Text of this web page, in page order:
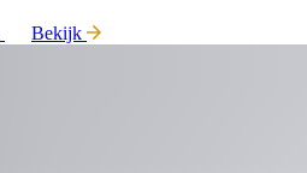
Bekijk